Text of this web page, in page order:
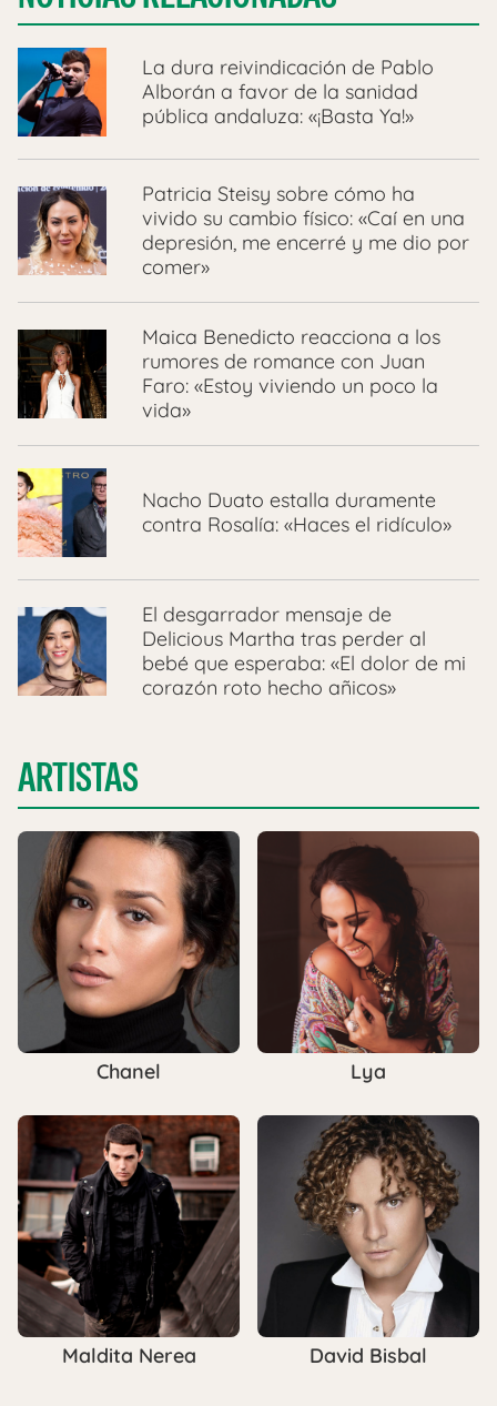
La dura reivindicación de Pablo
Alborán a favor de la sanidad
pública andaluza: «¡Basta Ya!»
Patricia Steisy sobre cómo ha
vivido su cambio físico: «Caí en una
depresión, me encerré y me dio por
comer»
Maica Benedicto reacciona a los
rumores de romance con Juan
Faro: «Estoy viviendo un poco la
vida»
Nacho Duato estalla duramente
contra Rosalía: «Haces el ridículo»
El desgarrador mensaje de
Delicious Martha tras perder al
bebé que esperaba: «El dolor de mi
corazón roto hecho añicos»
ARTISTAS
Chanel Lya
Maldita Nerea David Bisbal